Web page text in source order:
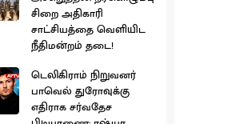
சிறை அதிகாரி
சாட்சியத்தை வெளியிட
நீதிமன்றம் தடை!
டெலிகிராம் நிறுவனர்
பாவெல் துரோவுக்கு
எதிராக சர்வதேச